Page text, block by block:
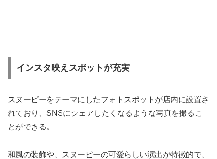
インスタ映えスポットが充実
スヌーピーをテーマにしたフォトスポットが店内に設置さ
れており、SNSにシェアしたくなるような写真を撮るこ
とができる。
和風の装飾や、スヌーピーの可愛らしい演出が特徴的で、